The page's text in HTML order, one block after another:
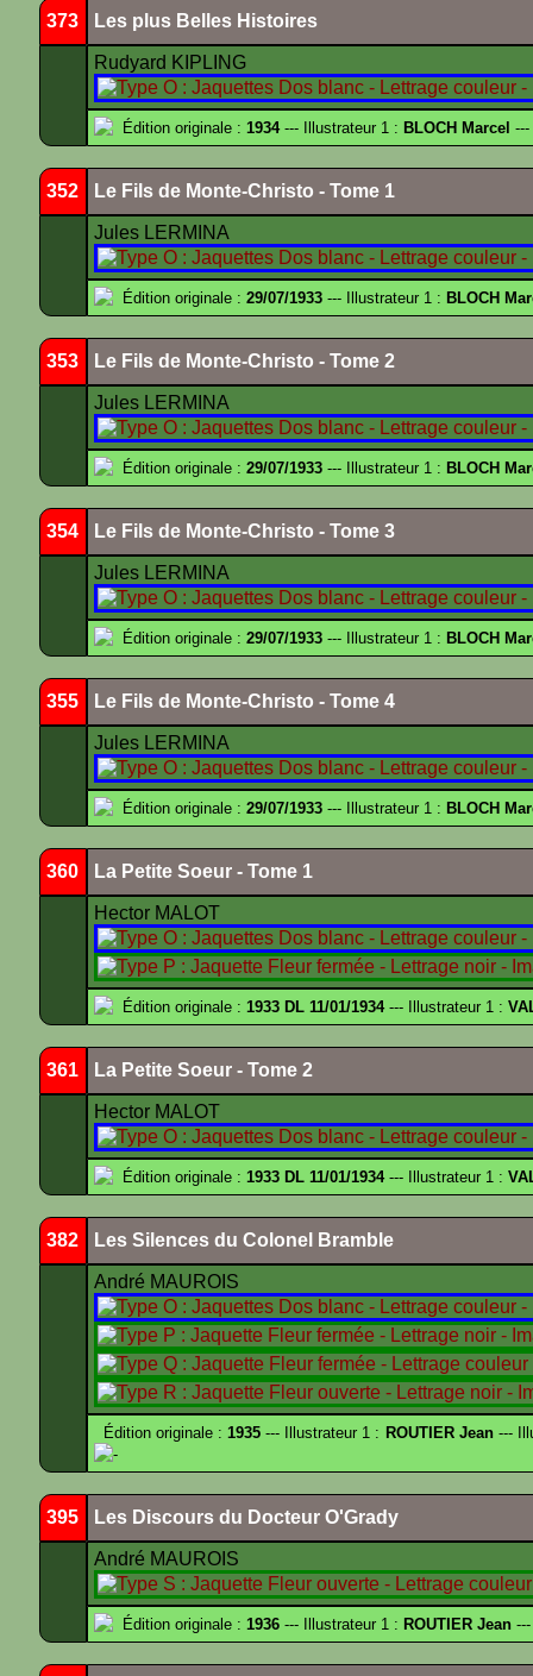
373 Les plus Belles Histoires
Rudyard KIPLING
Édition originale : 1934--- Illustrateur 1 : BLOCH Marcel ---
352 Le Fils de Monte-Christo - Tome 1
Jules LERMINA
Édition originale : 29/07/1933 --- Illustrateur 1 : BLOCH
353 Le Fils de Monte-Christo - Tome 2
Jules LERMINA
Édition originale : 29/07/1933 --- Illustrateur 1 : BLOCH
354 Le Fils de Monte-Christo - Tome 3
Jules LERMINA
Édition originale : 29/07/1933 --- Illustrateur 1 : BLOCH
355 Le Fils de Monte-Christo - Tome 4
Jules LERMINA
Édition originale : 29/07/1933 --- Illustrateur 1 : BLOCH
360 La Petite Soeur - Tome 1
Hector MALOT
Édition originale : 1933 DL 11/01/1934--- Illustrateur 1 :
361 La Petite Soeur - Tome 2
Hector MALOT
Édition originale : 1933 DL 11/01/1934--- Illustrateur 1 :
382 Les Silences du Colonel Bramble
André MAUROIS
Édition originale :1935 --- Illustrateur 1 : ROUTIER Jean---
-
395 Les Discours du Docteur O'Grady
André MAUROIS
Édition originale : 1936 --- Illustrateur 1 : ROUTIER Jean ---